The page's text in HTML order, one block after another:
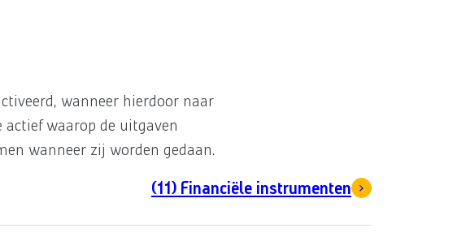
wanneer hierdoor naar
waarop de uitgaven
wanneer zij worden gedaan.
(11) Financiële instrumenten